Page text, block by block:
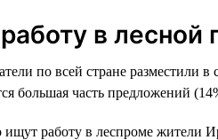
в
по всей стране
большая часть предложений
ищут работу в леспроме жители